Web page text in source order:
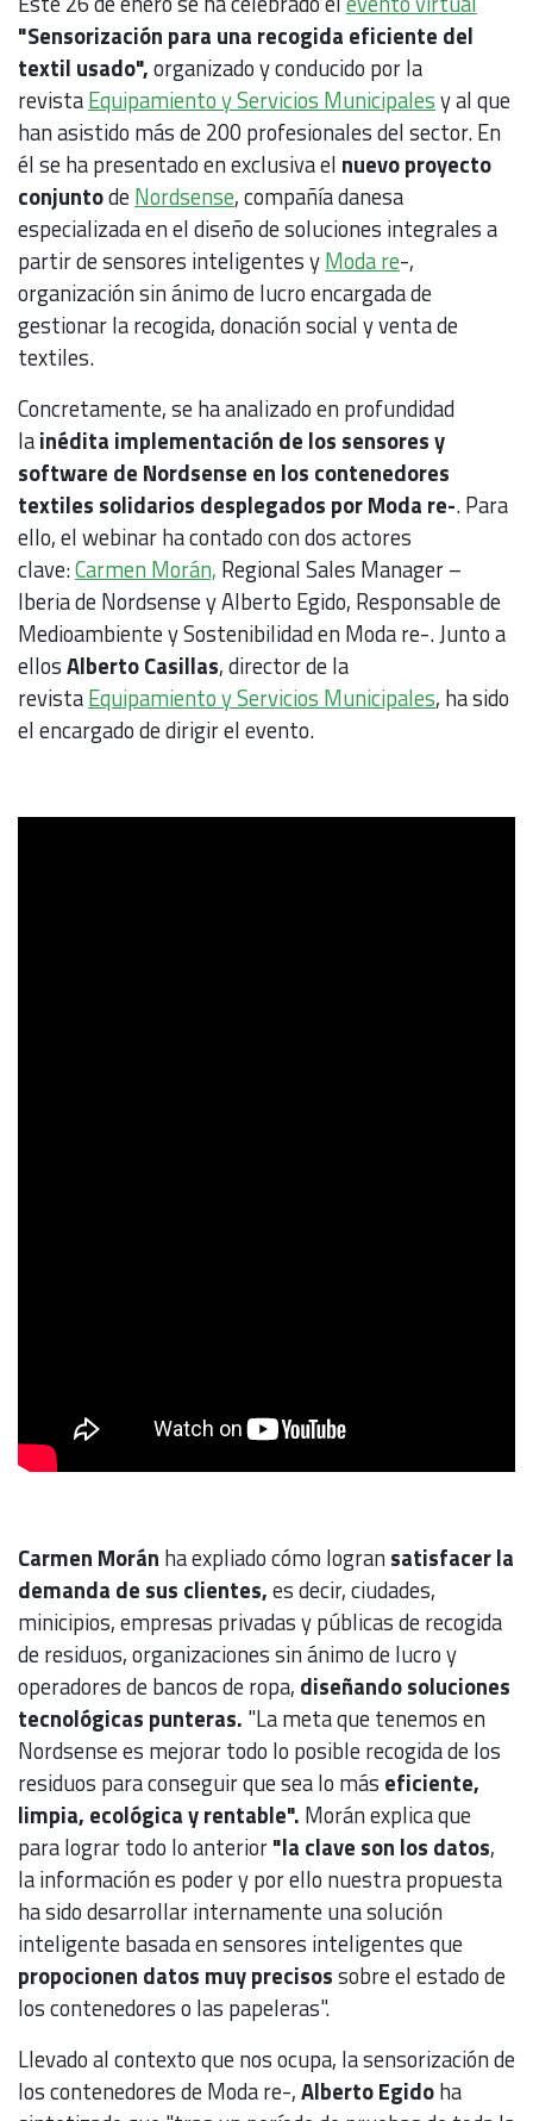
"Sensorización para una recogida eficiente del
textil usado",organizado y conducido por la
revistaEquipamiento y Servicios Municipalesy al que
han asistido más de 200 profesionales del sector. En
él se ha presentado en exclusiva el nuevo proyecto
conjuntodeNordsense, compañía danesa
especializada en el diseño de soluciones integrales a
partir de sensores inteligentes yModa re-,
organización sin ánimo de lucro encargada de
gestionar la recogida, donación social y venta de
textiles.
Concretamente, se ha analizado en profundidad
lainédita implementación de los sensores y
software de Nordsense en los contenedores
textiles solidarios desplegados por Moda re-. Para
ello, el webinar ha contado con dos actores
clave:Carmen Morán, Regional Sales Manager –
Iberia de Nordsense y Alberto Egido, Responsable de
Medioambiente y Sostenibilidad en Moda re-. Junto a
ellosAlberto Casillas, director de la
revistaEquipamiento y Servicios Municipales, ha sido
el encargado de dirigir el evento.
Carmen Morán ha expliado cómo logransatisfacer la
demanda de sus clientes,es decir, ciudades,
minicipios, empresas privadas y públicas de recogida
de residuos, organizaciones sin ánimo de lucro y
operadores de bancos de ropa, diseñando soluciones
tecnológicas punteras. "La meta que tenemos en
Nordsense es mejorar todo lo posible recogida de los
residuos para conseguir que sea lo más eficiente,
limpia, ecológica y rentable". Morán explica que
para lograr todo lo anterior"la clave son los datos,
la información es poder y por ello nuestra propuesta
ha sido desarrollar internamente una solución
inteligente basada en sensores inteligentes que
propocionen datos muy precisossobre el estado de
los contenedores o las papeleras".
Llevado al contexto que nos ocupa, la sensorización de
los contenedores de Moda re-,Alberto Egidoha